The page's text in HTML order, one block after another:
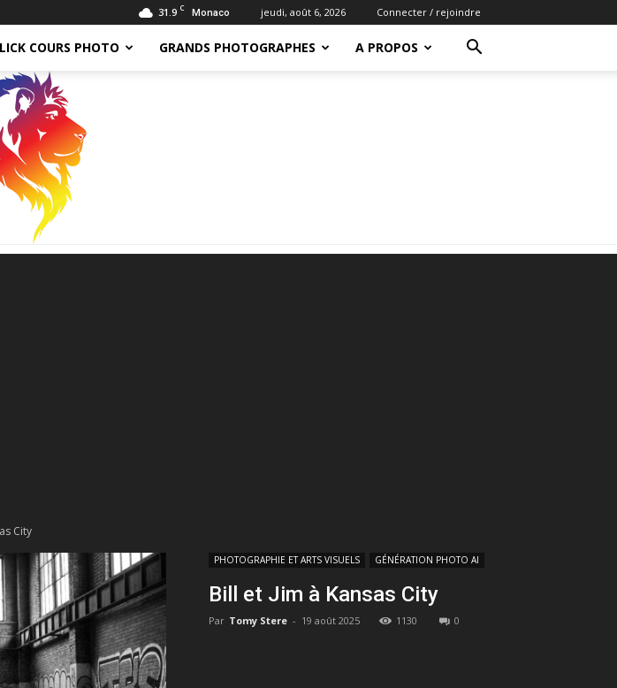
31.9 C Monaco jeudi, août 6, 2026 Connecter / rejoindre
COURS PHOTO GRANDS PHOTOGRAPHES A PROPOS
Digital
City
PHOTOGRAPHIE ET ARTS VISUELS GÉNÉRATION PHOTO AI
Bill et Jim à Kansas City
Par Tomy Stere - 19 août 2025 1130 0